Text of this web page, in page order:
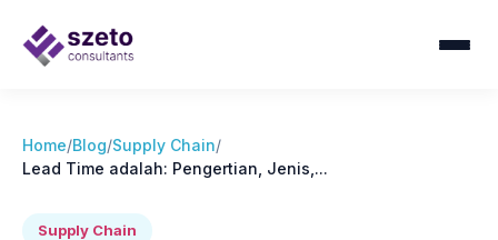
Home/Blog/Supply Chain/
Lead Time adalah: Pengertian, Jenis,...
Supply Chain